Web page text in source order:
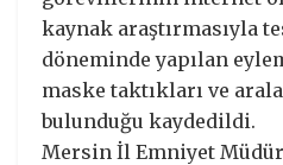
kaynak araştırmasıyla
döneminde yapılan
maske taktıkları ve
bulunduğu kaydedildi.
Mersin İl Emniyet